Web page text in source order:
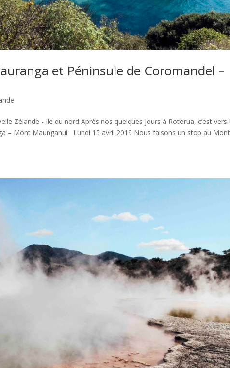
et Péninsule de Coromandel –
Zélande - Ile du nord Après nos quelques jours à Rotorua, c’est vers
– Mont Maunganui Lundi 15 avril 2019 Nous faisons un stop au Mont